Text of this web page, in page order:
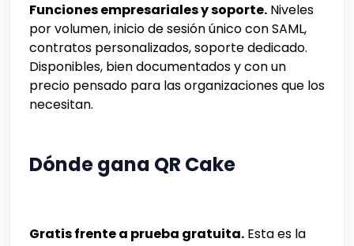
Funciones empresariales y soporte. Niveles
por volumen, inicio de sesión único con SAML,
contratos personalizados, soporte dedicado.
Disponibles, bien documentados y con un
precio pensado para las organizaciones que los
necesitan.
Dónde gana QR Cake
Gratis frente a prueba gratuita. Esta es la